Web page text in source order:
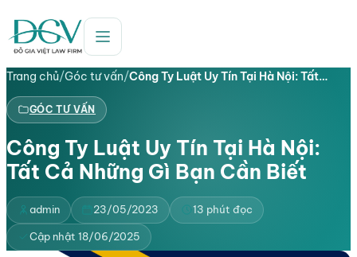
Trang chủ/Góc tư vấn/Công Ty Luật Uy Tín Tại Hà Nội: Tất…
GÓC TƯ VẤN
Công Ty Luật Uy Tín Tại Hà Nội:
Tất Cả Những Gì Bạn Cần Biết
admin 23/05/2023 13 phút đọc
Cập nhật 18/06/2025